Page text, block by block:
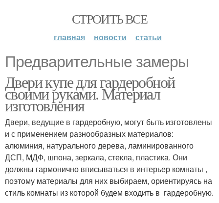
СТРОИТЬ ВСЕ
главная новости статьи
Предварительные замеры
Двери купе для гардеробной
своими руками. Материал
изготовления
Двери, ведущие в гардеробную, могут быть изготовлены
и с применением разнообразных материалов:
алюминия, натурального дерева, ламинированного
ДСП, МДФ, шпона, зеркала, стекла, пластика. Они
должны гармонично вписываться в интерьер комнаты ,
поэтому материалы для них выбираем, ориентируясь на
стиль комнаты из которой будем входить в гардеробную.